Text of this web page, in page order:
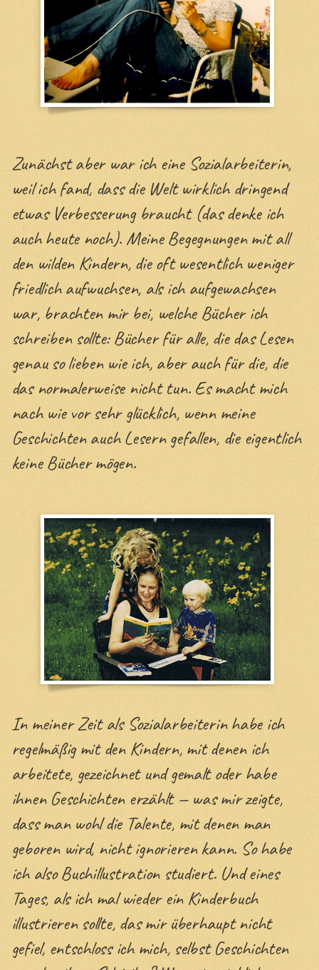
Zunächst aber war ich eine Sozialarbeiterin,
weil ich fand, dass die Welt wirklich dringend
etwas Verbesserung braucht (das denke ich
auch heute noch). Meine Begegnungen mit all
den wilden Kindern, die oft wesentlich weniger
friedlich aufwuchsen, als ich aufgewachsen
war, brachten mir bei, welche Bücher ich
schreiben sollte: Bücher für alle, die das Lesen
genau so lieben wie ich, aber auch für die, die
das normalerweise nicht tun. Es macht mich
nach wie vor sehr glücklich, wenn meine
Geschichten auch Lesern gefallen, die eigentlich
keine Bücher mögen.
In meiner Zeit als Sozialarbeiterin habe ich
regelmäßig mit den Kindern, mit denen ich
arbeitete, gezeichnet und gemalt oder habe
ihnen Geschichten erzählt — was mir zeigte,
dass man wohl die Talente, mit denen man
geboren wird, nicht ignorieren kann. So habe
ich also Buchillustration studiert. Und eines
Tages, als ich mal wieder ein Kinderbuch
illustrieren sollte, das mir überhaupt nicht
gefiel, entschloss ich mich, selbst Geschichten